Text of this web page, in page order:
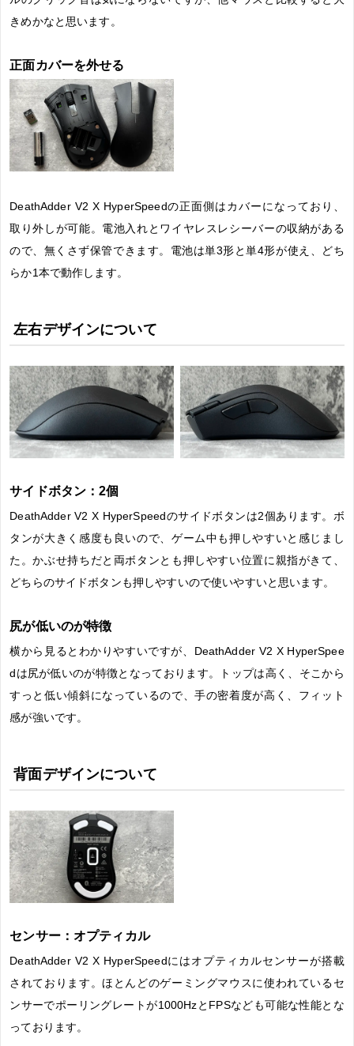
きめかなと思います。
正面カバーを外せる
DeathAdder V2 X HyperSpeedの正面側はカバーになっており、
取り外しが可能。電池入れとワイヤレスレシーバーの収納がある
ので、無くさず保管できます。電池は単3形と単4形が使え、どち
らか1本で動作します。
左右デザインについて
サイドボタン：2個
DeathAdder V2 X HyperSpeedのサイドボタンは2個あります。ボ
タンが大きく感度も良いので、ゲーム中も押しやすいと感じまし
た。かぶせ持ちだと両ボタンとも押しやすい位置に親指がきて、
どちらのサイドボタンも押しやすいので使いやすいと思います。
尻が低いのが特徴
横から見るとわかりやすいですが、DeathAdder V2 X HyperSpee
dは尻が低いのが特徴となっております。トップは高く、そこから
すっと低い傾斜になっているので、手の密着度が高く、フィット
感が強いです。
背面デザインについて
センサー：オプティカル
DeathAdder V2 X HyperSpeedにはオプティカルセンサーが搭載
されております。ほとんどのゲーミングマウスに使われているセ
ンサーでポーリングレートが1000HzとFPSなども可能な性能とな
っております。